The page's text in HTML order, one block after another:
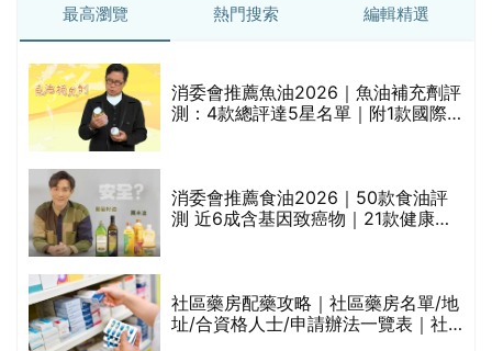
最高瀏覽 熱門搜索 編輯精選
消委會推薦魚油2026｜魚油補充劑評
測：4款總評達5星名單｜附1款國際
消委會推薦食油2026｜50款食油評
測 近6成含基因致癌物｜21款健康煮
社區藥房配藥攻略｜社區藥房名單/地
址/合資格人士/申請辦法一覽表｜社